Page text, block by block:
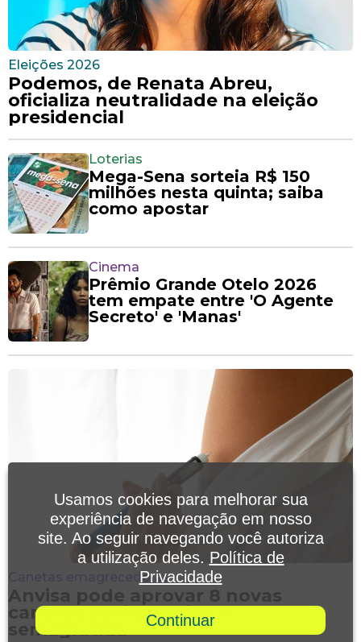
Eleições 2026
Podemos, de Renata Abreu,
oficializa neutralidade na eleição
presidencial
Loterias
Mega-Sena sorteia R$ 150
milhões nesta quinta; saiba
como apostar
Cinema
Prêmio Grande Otelo 2026
tem empate entre 'O Agente
Secreto' e 'Manas'
Canetas emagrecedoras
Anvisa pode aprovar 8 novas
canetas de liraglutida e
semaglutida
Usamos cookies para melhorar sua
experiência de navegação em nosso
site. Ao seguir navegando você autoriza
a utilização deles. Política de
Privacidade
Continuar